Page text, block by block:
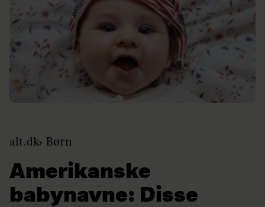
alt.dk Børn
Amerikanske
babynavne: Disse